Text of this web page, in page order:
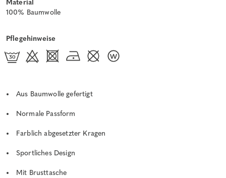
Material
100% Baumwolle
Pflegehinweise
Aus Baumwolle gefertigt
Normale Passform
Farblich abgesetzter Kragen
Sportliches Design
Mit Brusttasche